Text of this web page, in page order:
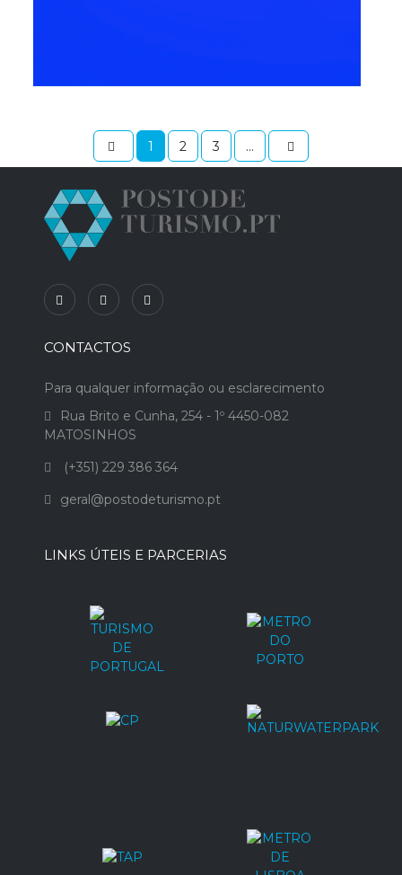
1 2 3 ...
CONTACTOS
Para qualquer informação ou esclarecimento
Rua Brito e Cunha, 254 - 1º 4450-082
MATOSINHOS
(+351) 229 386 364
geral@postodeturismo.pt
LINKS ÚTEIS E PARCERIAS